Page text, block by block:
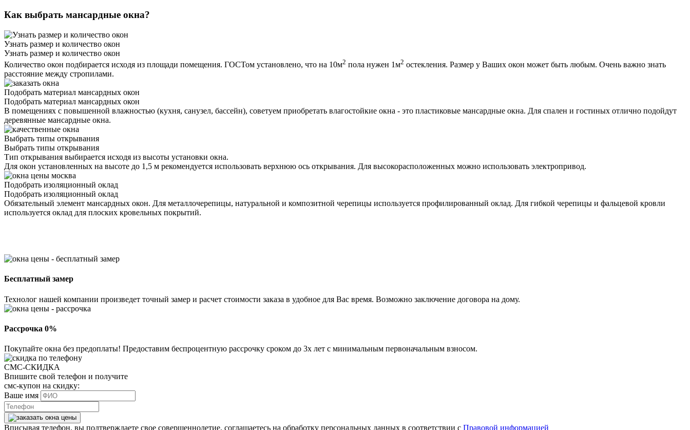
Как выбрать мансардные окна?
Узнать размер и количество окон
Узнать размер и количество окон
Количество окон подбирается исходя из площади помещения. ГОСТом установлено, что на 10м2 пола нужен 1м2 остекления. Размер у Ваших окон может быть любым. Очень важно знать
расстояние между стропилами.
Подобрать материал мансардных окон
Подобрать материал мансардных окон
В помещениях с повышенной влажностью (кухня, санузел, бассейн), советуем приобретать влагостойкие окна - это пластиковые мансардные окна. Для спален и гостиных отлично подойдут
деревянные мансардные окна.
Выбрать типы открывания
Выбрать типы открывания
Тип открывания выбирается исходя из высоты установки окна.
Для окон установленных на высоте до 1,5 м рекомендуется использовать верхнюю ось открывания. Для высокорасположенных можно использовать электропривод.
Подобрать изоляционный оклад
Подобрать изоляционный оклад
Обязательный элемент мансардных окон. Для металлочерепицы, натуральной и композитной черепицы используется профилированный оклад. Для гибкой черепицы и фальцевой кровли
используется оклад для плоских кровельных покрытий.
Бесплатный замер
Технолог нашей компании произведет точный замер и расчет стоимости заказа в удобное для Вас время. Возможно заключение договора на дому.
Рассрочка 0%
Покупайте окна без предоплаты! Предоставим беспроцентную рассрочку сроком до 3х лет с минимальным первоначальным взносом.
СМС-СКИДКА
Впишите свой телефон и получите
смс-купон на скидку:
Ваше имя
Вписывая телефон, вы подтверждаете свое совершеннолетие, соглашаетесь на обработку персональных данных в соответствии с Правовой информацией